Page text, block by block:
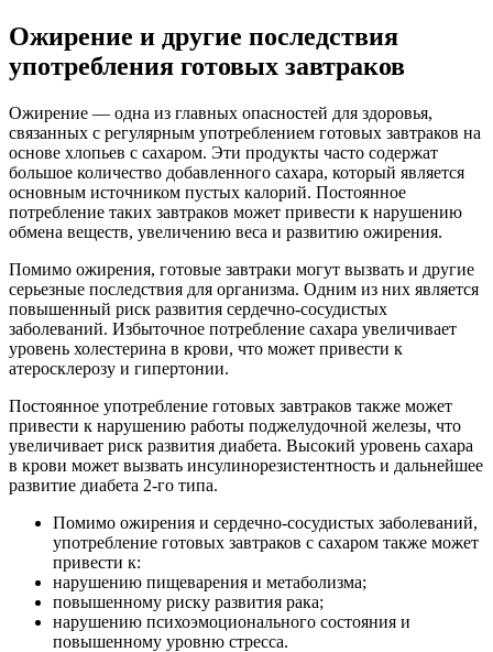
Ожирение и другие последствия
употребления готовых завтраков
Ожирение — одна из главных опасностей для здоровья,
связанных с регулярным употреблением готовых завтраков на
основе хлопьев с сахаром. Эти продукты часто содержат
большое количество добавленного сахара, который является
основным источником пустых калорий. Постоянное
потребление таких завтраков может привести к нарушению
обмена веществ, увеличению веса и развитию ожирения.
Помимо ожирения, готовые завтраки могут вызвать и другие
серьезные последствия для организма. Одним из них является
повышенный риск развития сердечно-сосудистых
заболеваний. Избыточное потребление сахара увеличивает
уровень холестерина в крови, что может привести к
атеросклерозу и гипертонии.
Постоянное употребление готовых завтраков также может
привести к нарушению работы поджелудочной железы, что
увеличивает риск развития диабета. Высокий уровень сахара
в крови может вызвать инсулинорезистентность и дальнейшее
развитие диабета 2-го типа.
Помимо ожирения и сердечно-сосудистых заболеваний,
употребление готовых завтраков с сахаром также может
привести к:
нарушению пищеварения и метаболизма;
повышенному риску развития рака;
нарушению психоэмоционального состояния и
повышенному уровню стресса.